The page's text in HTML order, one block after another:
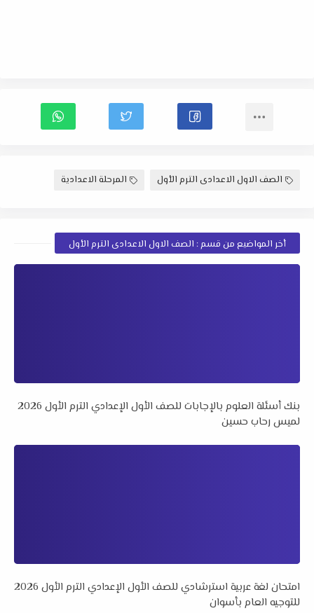
الصف الاول الاعدادى الترم الأول المرحلة الاعدادية
أخر المواضيع من قسم : الصف الاول الاعدادى الترم الأول
بنك أسئلة العلوم بالإجابات للصف الأول الإعدادي الترم الأول 2026
لميس رحاب حسين
امتحان لغة عربية استرشادي للصف الأول الإعدادي الترم الأول 2026
للتوجيه العام بأسوان